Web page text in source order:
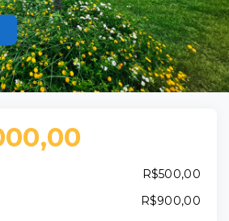
R$500,00
R$900,00